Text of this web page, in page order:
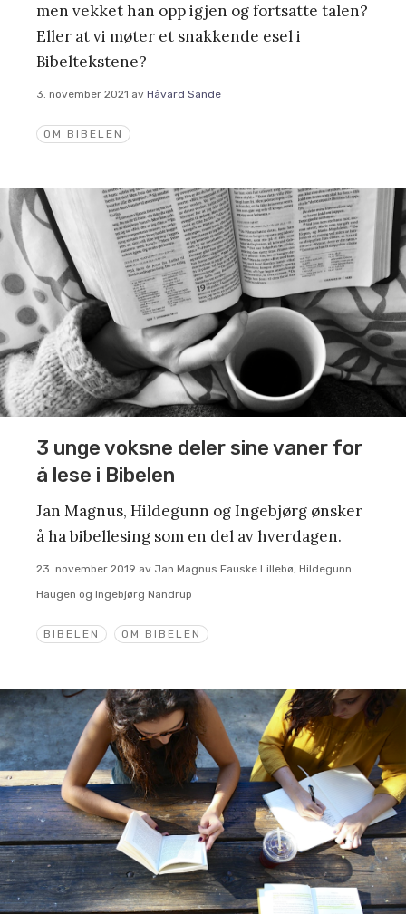
OM BIBELEN
men vekket han opp igjen og fortsatte talen?
Eller at vi møter et snakkende esel i
Bibeltekstene?
3. november 2021 av Håvard Sande
BIBELEN OM BIBELEN
3 unge voksne deler sine vaner for
å lese i Bibelen
Jan Magnus, Hildegunn og Ingebjørg ønsker
å ha bibellesing som en del av hverdagen.
23. november 2019 av Jan Magnus Fauske Lillebø, Hildegunn
Haugen og Ingebjørg Nandrup